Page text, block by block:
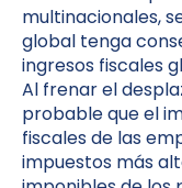
multinacionales,
global tenga
ingresos fiscales
Al frenar el
probable que el
fiscales de las
impuestos más